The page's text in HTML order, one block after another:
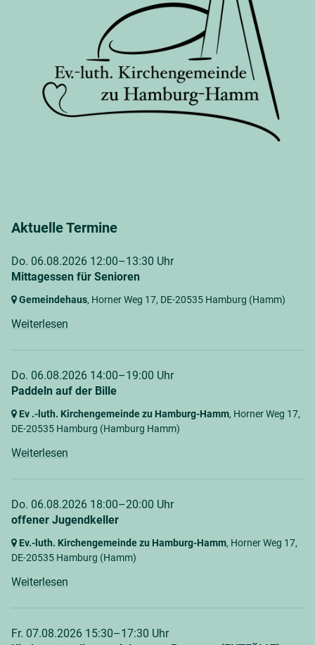
Aktuelle Termine
Do. 06.08.2026 12:00–13:30 Uhr
Mittagessen für Senioren
Gemeindehaus, Horner Weg 17, DE-20535 Hamburg (Hamm)
Weiterlesen
Do. 06.08.2026 14:00–19:00 Uhr
Paddeln auf der Bille
Ev .-luth. Kirchengemeinde zu Hamburg-Hamm, Horner Weg 17,
DE-20535 Hamburg (Hamburg Hamm)
Weiterlesen
Do. 06.08.2026 18:00–20:00 Uhr
offener Jugendkeller
Ev.-luth. Kirchengemeinde zu Hamburg-Hamm, Horner Weg 17,
DE-20535 Hamburg (Hamm)
Weiterlesen
Fr. 07.08.2026 15:30–17:30 Uhr